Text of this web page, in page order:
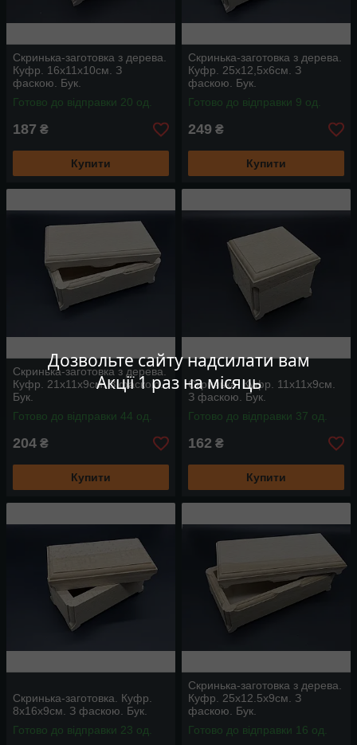
Дозвольте сайту надсилати вам
Акції 1 раз на місяць
Скринька-заготовка з дерева.
Куфр. 16х11х10см. З
фаскою. Бук.
Готово до відправки 20 од.
187 ₴
Купити
Скринька-заготовка з дерева.
Куфр. 25х12,5х6см. З
фаскою. Бук.
Готово до відправки 9 од.
249 ₴
Купити
Скринька-заготовка з дерева.
Куфр. 21х11х9см. З фаскою.
Бук.
Готово до відправки 44 од.
204 ₴
Купити
Скринька. Куфр. 11х11х9см.
З фаскою. Бук.
Готово до відправки 37 од.
162 ₴
Купити
Скринька-заготовка. Куфр.
8х16х9см. З фаскою. Бук.
Готово до відправки 23 од.
Скринька-заготовка з дерева.
Куфр. 25х12.5х9см. З
фаскою. Бук.
Готово до відправки 16 од.